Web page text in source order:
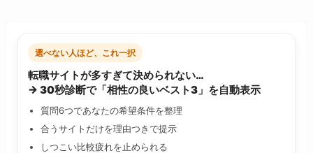
選べない人ほど、これ一択
転職サイトが多すぎて決められない…
→ 30秒診断で「相性の良いベスト3」を自動表示
質問6つであなたの希望条件を整理
合うサイトだけを理由つきで提示
しつこい比較疲れを止められる